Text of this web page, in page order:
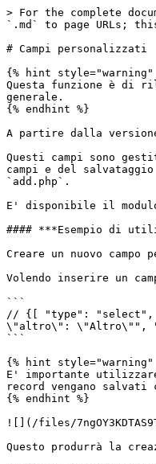
> For the complete
`.md` to page URLs;
# Campi personalizzati
{% hint style="warning"
Questa funzione è di
generale.
{% endhint %}
A partire dalla
Questi campi sono
campi e del
`add.php`.
E' disponibile il
#### ***Esempio di
Creare un nuovo
Volendo inserire un
```
// {[ "type": "select",
\"altro\": \"Altro\"",
```
{% hint style="warning"
E' importante
record vengano salvati
{% endhint %}
![](/files/
Questo produrrà la